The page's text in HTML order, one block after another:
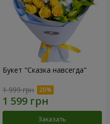
Букет "Сказка навсегда"
1 999 грн
Заказать